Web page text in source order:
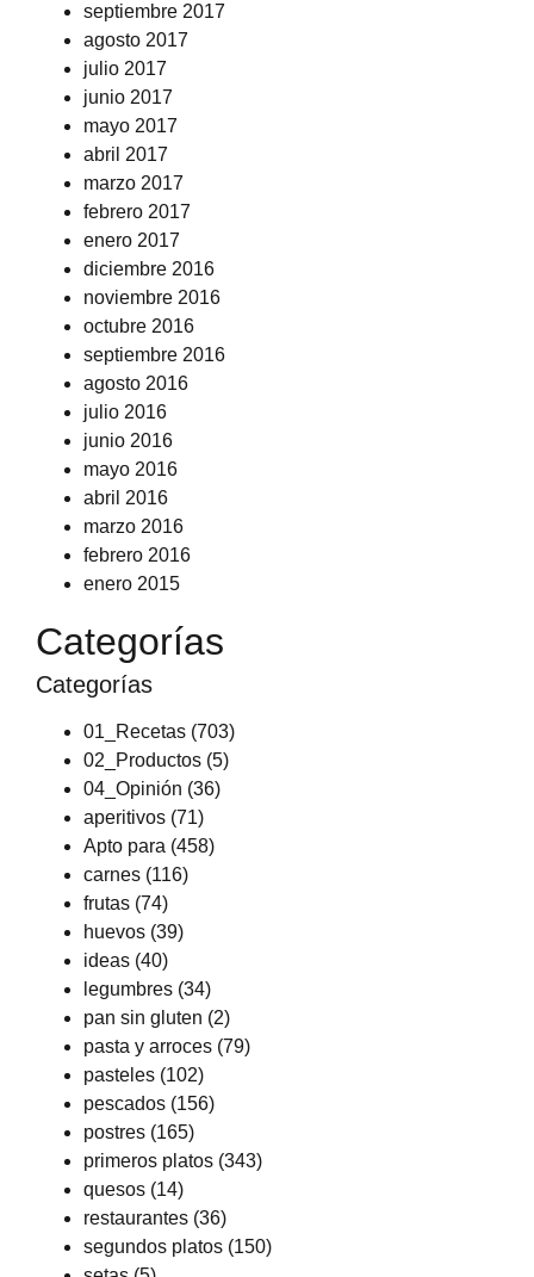
septiembre 2017
agosto 2017
julio 2017
junio 2017
mayo 2017
abril 2017
marzo 2017
febrero 2017
enero 2017
diciembre 2016
noviembre 2016
octubre 2016
septiembre 2016
agosto 2016
julio 2016
junio 2016
mayo 2016
abril 2016
marzo 2016
febrero 2016
enero 2015
Categorías
Categorías
01_Recetas (703)
02_Productos (5)
04_Opinión (36)
aperitivos (71)
Apto para (458)
carnes (116)
frutas (74)
huevos (39)
ideas (40)
legumbres (34)
pan sin gluten (2)
pasta y arroces (79)
pasteles (102)
pescados (156)
postres (165)
primeros platos (343)
quesos (14)
restaurantes (36)
segundos platos (150)